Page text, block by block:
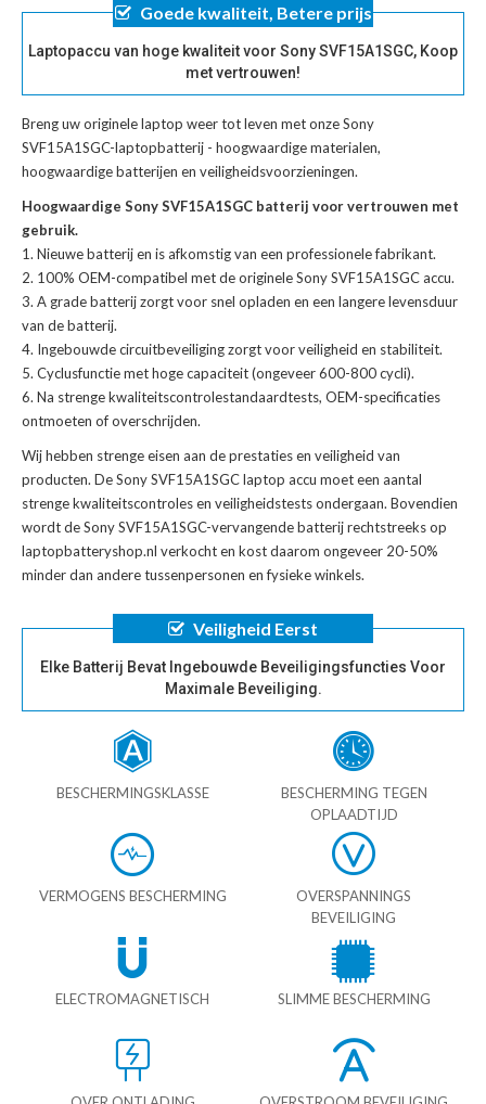
Goede kwaliteit, Betere prijs
Laptopaccu van hoge kwaliteit voor Sony SVF15A1SGC, Koop
met vertrouwen!
Breng uw originele laptop weer tot leven met onzeSony
SVF15A1SGC-laptopbatterij - hoogwaardige materialen,
hoogwaardige batterijen en veiligheidsvoorzieningen.
Hoogwaardige Sony SVF15A1SGC batterij voor vertrouwen met
gebruik.
Nieuwe batterij en is afkomstig van een professionele fabrikant.
100% OEM-compatibel met deoriginele Sony SVF15A1SGC accu.
A grade batterij zorgt voor snel opladen en een langere levensduur
van de batterij.
Ingebouwde circuitbeveiliging zorgt voor veiligheid en stabiliteit.
Cyclusfunctie met hoge capaciteit (ongeveer 600-800 cycli).
Na strenge kwaliteitscontrolestandaardtests, OEM-specificaties
ontmoeten of overschrijden.
Wij hebben strenge eisen aan de prestaties en veiligheid van
producten. DeSony SVF15A1SGC laptop accu moet een aantal
strenge kwaliteitscontroles en veiligheidstests ondergaan. Bovendien
wordt deSony SVF15A1SGC-vervangende batterijrechtstreeks op
laptopbatteryshop.nl verkocht en kost daarom ongeveer 20-50%
minder dan andere tussenpersonen en fysieke winkels.
Veiligheid Eerst
Elke Batterij Bevat Ingebouwde Beveiligingsfuncties Voor
Maximale Beveiliging.
BESCHERMINGSKLASSE
BESCHERMING TEGEN
OPLAADTIJD
VERMOGENS BESCHERMING
OVERSPANNINGS
BEVEILIGING
ELECTROMAGNETISCH SLIMME BESCHERMING